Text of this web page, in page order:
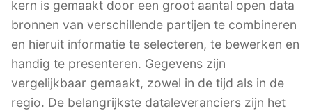
kern is gemaakt door een groot aantal open data
bronnen van verschillende partijen te combineren
en hieruit informatie te selecteren, te bewerken en
handig te presenteren. Gegevens zijn
vergelijkbaar gemaakt, zowel in de tijd als in de
regio. De belangrijkste dataleveranciers zijn het